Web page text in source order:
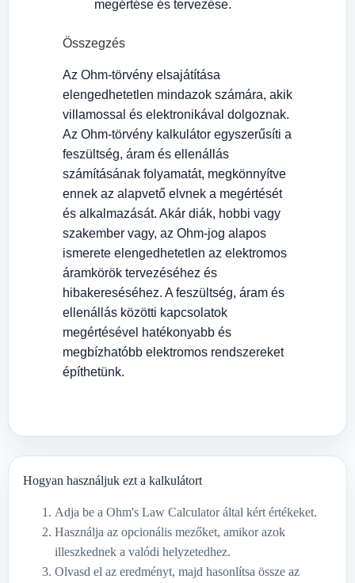
megértése és tervezése.
Összegzés
Az Ohm-törvény elsajátítása
elengedhetetlen mindazok számára, akik
villamossal és elektronikával dolgoznak.
Az Ohm-törvény kalkulátor egyszerűsíti a
feszültség, áram és ellenállás
számításának folyamatát, megkönnyítve
ennek az alapvető elvnek a megértését
és alkalmazását. Akár diák, hobbi vagy
szakember vagy, az Ohm-jog alapos
ismerete elengedhetetlen az elektromos
áramkörök tervezéséhez és
hibakereséséhez. A feszültség, áram és
ellenállás közötti kapcsolatok
megértésével hatékonyabb és
megbízhatóbb elektromos rendszereket
építhetünk.
Hogyan használjuk ezt a kalkulátort
Adja be a Ohm's Law Calculator által kért értékeket.
Használja az opcionális mezőket, amikor azok
illeszkednek a valódi helyzetedhez.
Olvasd el az eredményt, majd hasonlítsa össze az